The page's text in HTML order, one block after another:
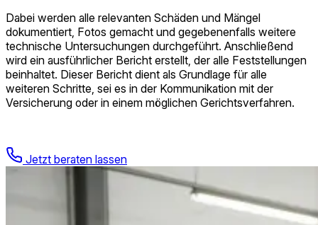
Dabei werden alle relevanten Schäden und Mängel
dokumentiert, Fotos gemacht und gegebenenfalls weitere
technische Untersuchungen durchgeführt. Anschließend
wird ein ausführlicher Bericht erstellt, der alle Feststellungen
beinhaltet. Dieser Bericht dient als Grundlage für alle
weiteren Schritte, sei es in der Kommunikation mit der
Versicherung oder in einem möglichen Gerichtsverfahren.
Jetzt beraten lassen